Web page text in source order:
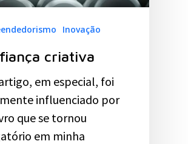
Inovação
criativa
em especial, foi
influenciado por
que se tornou
em minha